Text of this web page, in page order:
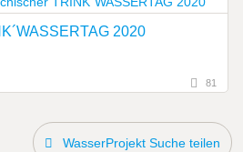
2020
81
WasserProjekt Suche teilen